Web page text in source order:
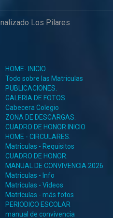
Los Pilares
HOME- INICIO
Todo sobre las Matriculas
PUBLICACIONES.
GALERIA DE FOTOS.
Cabecera Colegio
ZONA DE DESCARGAS.
CUADRO DE HONOR INICIO
HOME - CIRCULARES.
Matriculas - Requisitos
CUADRO DE HONOR.
MANUAL DE CONVIVENCIA 2026
Matriculas - Info
Matriculas - Videos
Matrículas - más fotos
PERIODICO ESCOLAR
manual de convivencia